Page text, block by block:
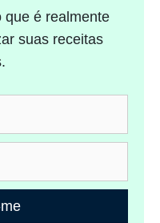
que é realmente
suas receitas